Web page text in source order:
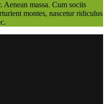
massa. Cum sociis
montes, nascetur ridiculus